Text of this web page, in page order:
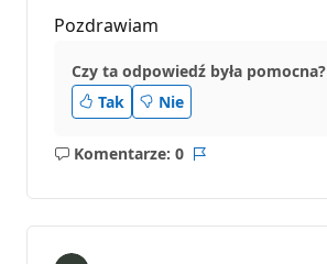
Pozdrawiam
Czy ta odpowiedź była pomocna?
Tak
Nie
Komentarze: 0
Brak